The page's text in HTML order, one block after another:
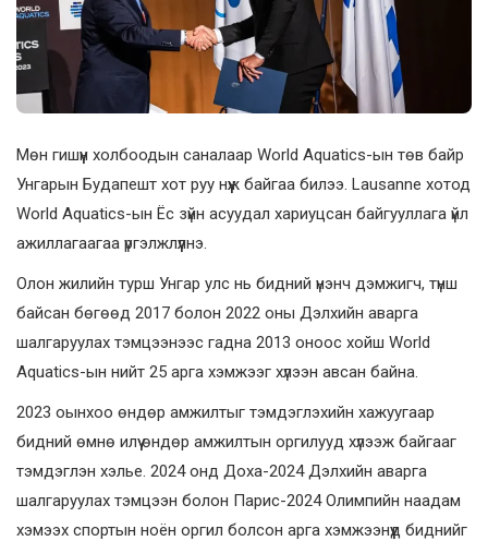
Мөн гишүүн холбоодын саналаар World Aquatics-ын төв байр
Унгарын Будапешт хот руу нүүж байгаа билээ. Lausanne хотод
World Aquatics-ын Ёс зүйн асуудал хариуцсан байгууллага үйл
ажиллагаагаа үргэлжлүүлнэ.
Олон жилийн турш Унгар улс нь бидний үнэнч дэмжигч, түнш
байсан бөгөөд 2017 болон 2022 оны Дэлхийн аварга
шалгаруулах тэмцээнээс гадна 2013 оноос хойш World
Aquatics-ын нийт 25 арга хэмжээг хүлээн авсан байна.
2023 оынхоо өндөр амжилтыг тэмдэглэхийн хажуугаар
бидний өмнө илүү өндөр амжилтын оргилууд хүлээж байгааг
тэмдэглэн хэлье. 2024 онд Доха-2024 Дэлхийн аварга
шалгаруулах тэмцээн болон Парис-2024 Олимпийн наадам
хэмээх спортын ноён оргил болсон арга хэмжээнүүд биднийг